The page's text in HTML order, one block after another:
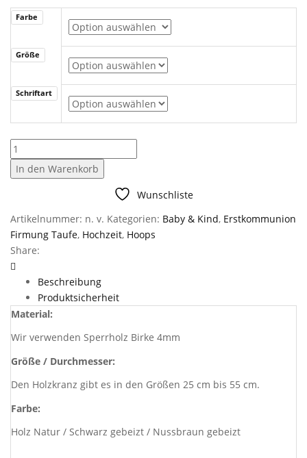
Farbe
Größe
Schriftart
Holzkranz
"Name
&
In den Warenkorb
Wunschliste
Artikelnummer: n. v. Kategorien: Baby & Kind, Erstkommunion
Firmung Taufe, Hochzeit, Hoops
Share:
Beschreibung
Produktsicherheit
Material:
Wir verwenden Sperrholz Birke 4mm
Größe / Durchmesser:
Den Holzkranz gibt es in den Größen 25 cm bis 55 cm.
Farbe:
Holz Natur / Schwarz gebeizt / Nussbraun gebeizt